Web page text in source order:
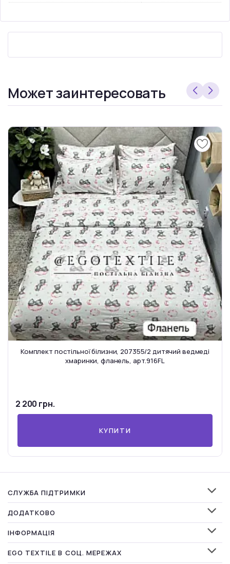
Может заинтересовать
Комплект постільної білизни, 207355/2 дитячий ведмеді
хмаринки, фланель, арт.916FL
2 200 грн.
КУПИТИ
СЛУЖБА ПІДТРИМКИ
ДОДАТКОВО
ІНФОРМАЦІЯ
EGO TEXTILE В СОЦ. МЕРЕЖАХ